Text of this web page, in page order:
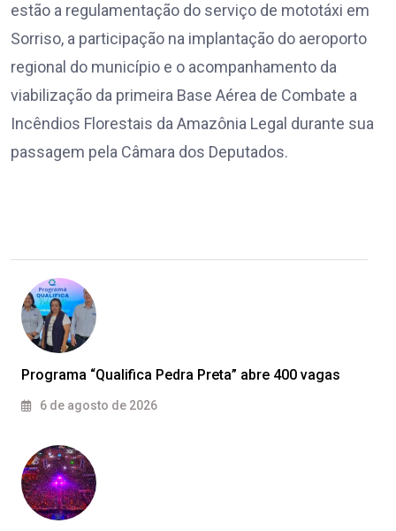
estão a regulamentação do serviço de mototáxi em
Sorriso, a participação na implantação do aeroporto
regional do município e o acompanhamento da
viabilização da primeira Base Aérea de Combate a
Incêndios Florestais da Amazônia Legal durante sua
passagem pela Câmara dos Deputados.
Programa “Qualifica Pedra Preta” abre 400 vagas
6 de agosto de 2026